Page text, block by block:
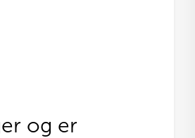
og er